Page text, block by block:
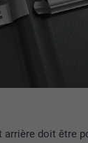
arrière doit être